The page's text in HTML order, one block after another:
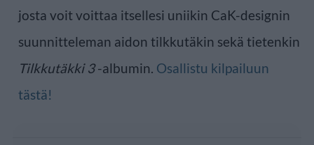
josta voit voittaa itsellesi uniikin CaK-designin
suunnitteleman aidon tilkkutäkin sekä tietenkin
Tilkkutäkki 3-albumin. Osallistu kilpailuun
tästä!